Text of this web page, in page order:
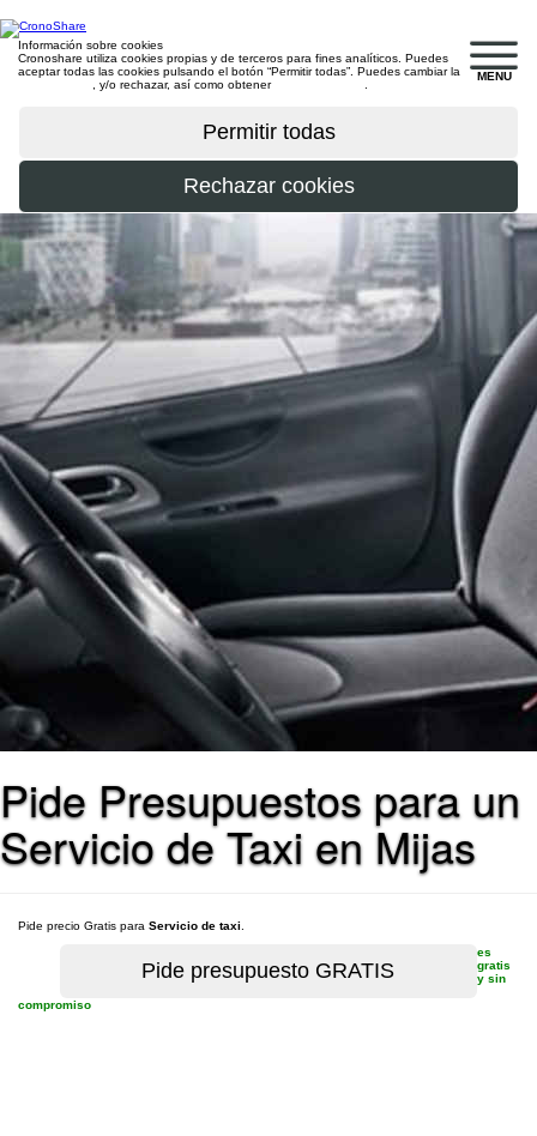
MENU
Información sobre cookies
Cronoshare utiliza cookies propias y de terceros para fines analíticos. Puedes
aceptar todas las cookies pulsando el botón “Permitir todas”. Puedes cambiar la
, y/o rechazar, así como obtener
Pide Presupuestos para un
Servicio de Taxi en Mijas
Pide precio Gratis para Servicio de taxi
es
gratis
y sin
compromiso